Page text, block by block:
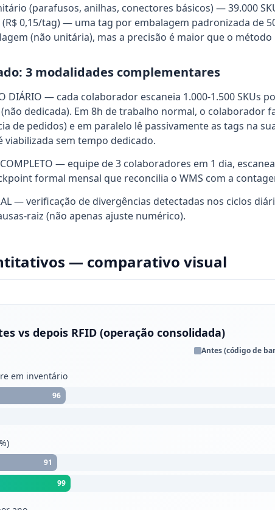
(parafusos, anilhas, conectores básicos) — 39.000
(R$ 0,15/tag) — uma tag por embalagem padronizada de
(não unitária), mas a precisão é maior que o
3 modalidades complementares
DIÁRIO — cada colaborador escaneia 1.000-1.500 SKUs
dedicada). Em 8h de trabalho normal, o colaborador
de pedidos) e em paralelo lê passivamente as tags na
viabilizada sem tempo dedicado.
COMPLETO — equipe de 3 colaboradores em 1 dia,
formal mensal que reconcilia o WMS com a
— verificação de divergências detectadas nos ciclos
raiz (não apenas ajuste numérico).
— comparativo visual
vs depois RFID (operação consolidada)
Antes (código de
em inventário
96
91
99